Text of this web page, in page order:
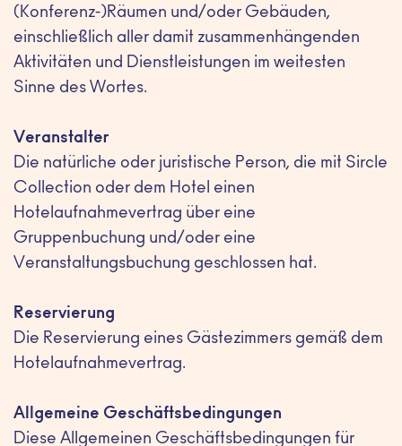
(Konferenz-)Räumen und/oder Gebäuden,
einschließlich aller damit zusammenhängenden
Aktivitäten und Dienstleistungen im weitesten
Sinne des Wortes.
Veranstalter
Die natürliche oder juristische Person, die mit Sircle
Collection oder dem Hotel einen
Hotelaufnahmevertrag über eine
Gruppenbuchung und/oder eine
Veranstaltungsbuchung geschlossen hat.
Reservierung
Die Reservierung eines Gästezimmers gemäß dem
Hotelaufnahmevertrag.
Allgemeine Geschäftsbedingungen
Diese Allgemeinen Geschäftsbedingungen für